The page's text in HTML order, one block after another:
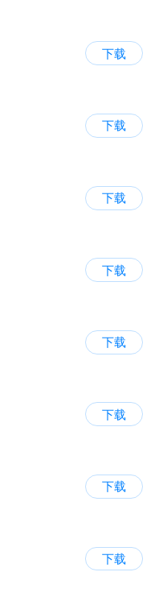
下载
下载
下载
下载
下载
下载
下载
下载